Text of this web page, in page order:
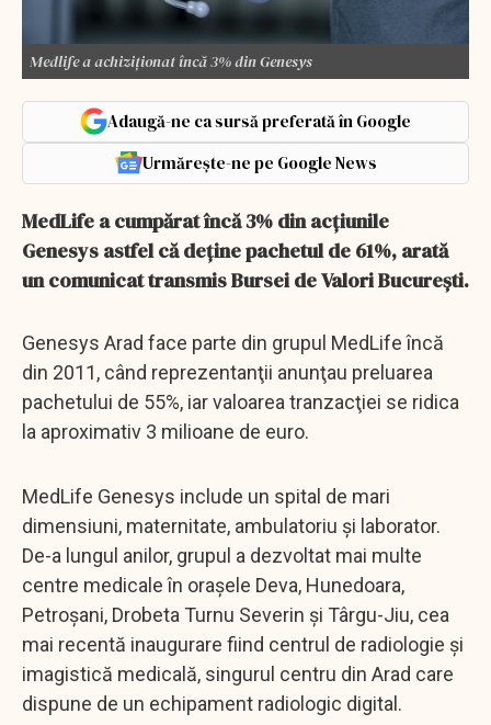
Medlife a achiziționat încă 3% din Genesys
Adaugă-ne ca sursă preferată în Google
Urmărește-ne pe Google News
MedLife a cumpărat încă 3% din acțiunile
Genesys astfel că deţine pachetul de 61%, arată
un comunicat transmis Bursei de Valori Bucureşti.
Genesys Arad face parte din grupul MedLife încă
din 2011, când reprezentanţii anunţau preluarea
pachetului de 55%, iar valoarea tranzacţiei se ridica
la aproximativ 3 milioane de euro.
MedLife Genesys include un spital de mari
dimensiuni, maternitate, ambulatoriu şi laborator.
De-a lungul anilor, grupul a dezvoltat mai multe
centre medicale în oraşele Deva, Hunedoara,
Petroşani, Drobeta Turnu Severin şi Târgu-Jiu, cea
mai recentă inaugurare fiind centrul de radiologie şi
imagistică medicală, singurul centru din Arad care
dispune de un echipament radiologic digital.